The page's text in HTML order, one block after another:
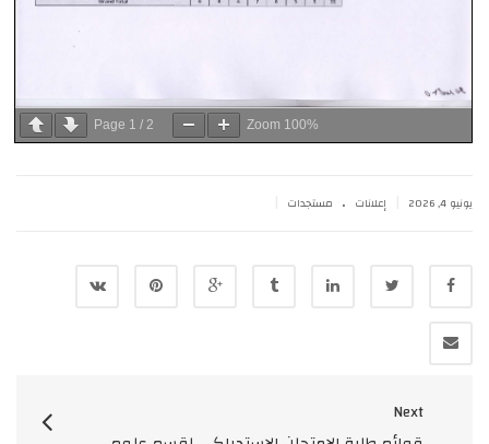
Page 1 / 2 Zoom 100%
يونيو 4, 2026 إعلانات . مستجدات
Next